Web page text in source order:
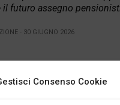
Consenso Cookie
il futuro assegno
- 30 GIUGNO 2026
mercoledì 1 luglio 2026,
Trattamento di fine rapporto.